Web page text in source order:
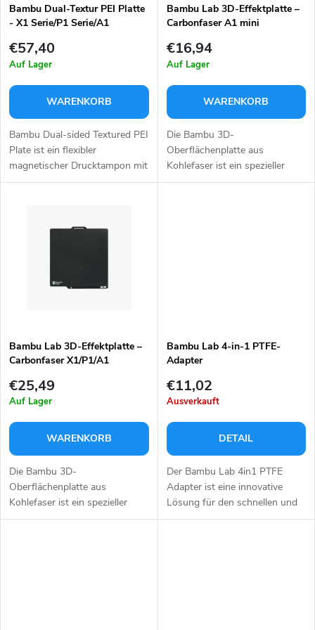
t
s
o
r
t
n
g
d
e
r
P
r
t
e
Bambu Dual-Textur PEI Platte
- X1 Serie/P1 Serie/A1
€57,40
Auf Lager
WARENKORB
Bambu Dual-sided Textured PEI
Plate ist ein flexibler
magnetischer Drucktampon mit
einer doppelseitigen PEI-
hervorragende...
Bambu Lab 3D-Effektplatte –
Carbonfaser A1 mini
€16,94
Auf Lager
WARENKORB
Die Bambu 3D-
Oberflächenplatte aus
Kohlefaser ist ein spezieller
Aufsatz für denden 3D-Drucker
Bambu Lab 3D-Effektplatte –
Carbonfaser X1/P1/A1
€25,49
Auf Lager
WARENKORB
Die Bambu 3D-
Oberflächenplatte aus
Kohlefaser ist ein spezieller
Aufsatz für3D-Drucker Bambu
Bambu Lab 4-in-1 PTFE-
Adapter
€11,02
Ausverkauft
DETAIL
Der Bambu Lab 4in1 PTFE
Adapter ist eine innovative
Lösung für den schnellen und
einfachen Wechsel zwischen